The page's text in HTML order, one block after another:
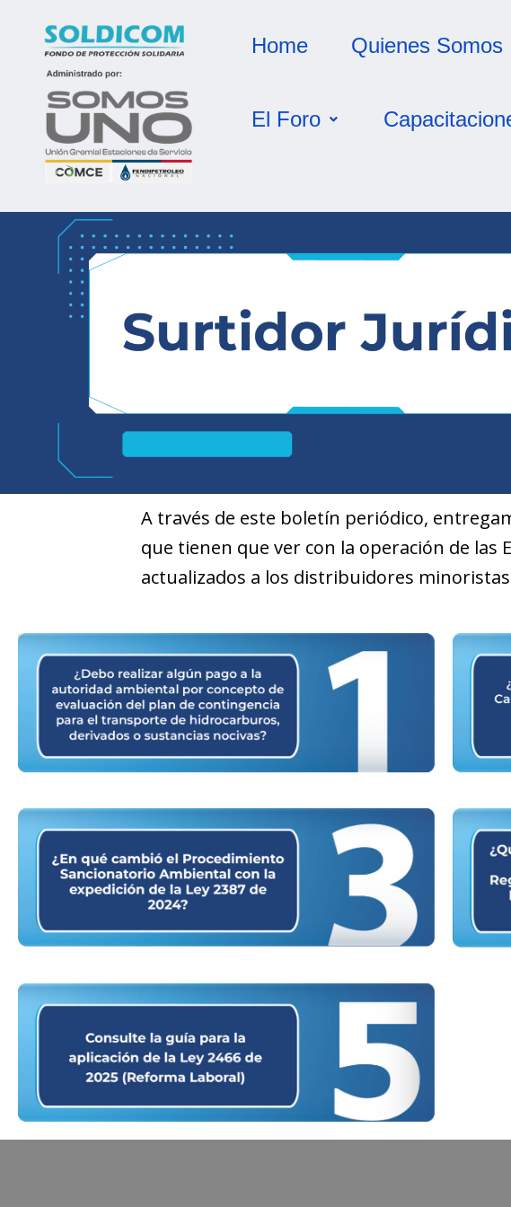
Home Quienes Somos
El Foro
A través de este boletín periódico,
que tienen que ver con la operación de las
actualizados a los distribuidores